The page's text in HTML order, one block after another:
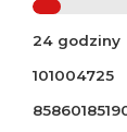
24 godziny
101004725